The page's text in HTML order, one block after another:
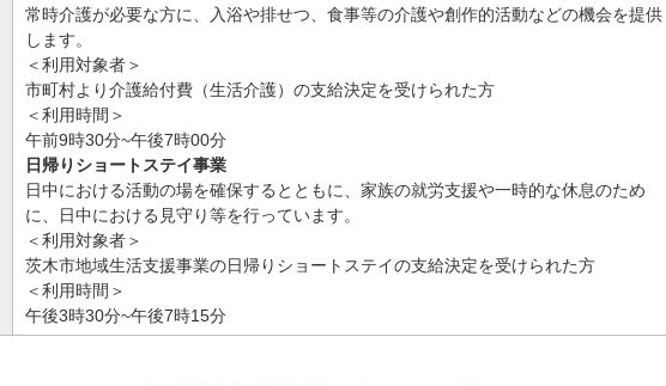
常時介護が必要な方に、入浴や排せつ、食事等の介護や創作的活動などの機会を提供
します。
＜利用対象者＞
市町村より介護給付費（生活介護）の支給決定を受けられた方
＜利用時間＞
午前9時30分~午後7時00分
日帰りショートステイ事業
日中における活動の場を確保するとともに、家族の就労支援や一時的な休息のため
に、日中における見守り等を行っています。
＜利用対象者＞
茨木市地域生活支援事業の日帰りショートステイの支給決定を受けられた方
＜利用時間＞
午後3時30分~午後7時15分